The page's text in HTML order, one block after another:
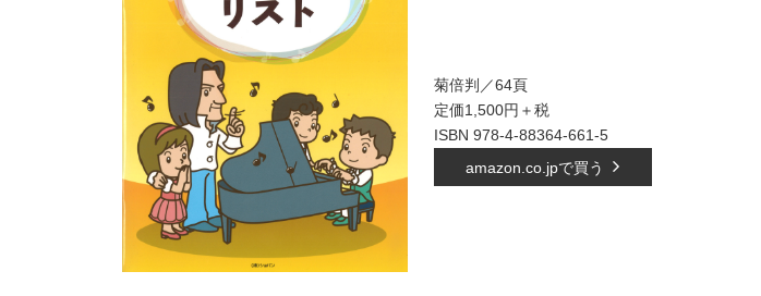
菊倍判／64頁
定価1,500円＋税
ISBN 978-4-88364-661-5
amazon.co.jpで買う